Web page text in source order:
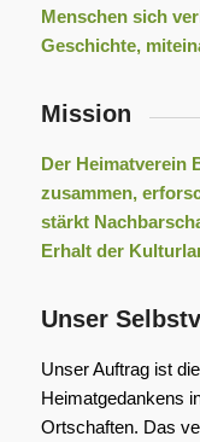
Menschen sich
Geschichte,
Mission
Der Heimatverein
zusammen,
stärkt
Erhalt der
Unser
Unser Auftrag ist
Heimatgedankens
Ortschaften. Das